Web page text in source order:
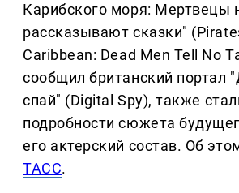
Карибского моря: Мертвецы
рассказывают сказки"
Caribbean: Dead Men Tell No
сообщил британский портал
спай" (Digital Spy), также
подробности сюжета
его актерский состав. Об
ТАСС.